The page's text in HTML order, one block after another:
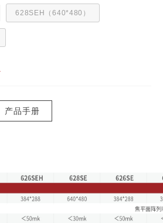
628SEH（640*480）
产品手册